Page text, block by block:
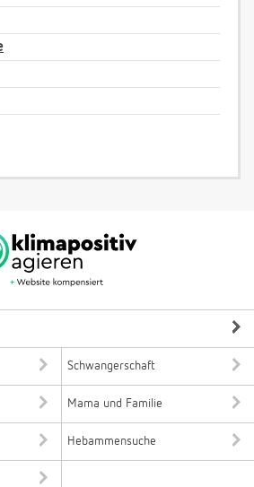
Schwangerschaft
Mama und Familie
Hebammensuche